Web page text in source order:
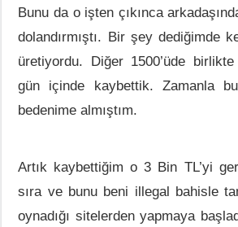
Bunu da o işten çıkınca
dolandırmıştı. Bir şey dediğimde
üretiyordu. Diğer 1500’üde
gün içinde kaybettik. Zamanla
bedenime almıştım.
Artık kaybettiğim o 3 Bin TL’yi
sıra ve bunu beni illegal bahisle
oynadığı sitelerden yapmaya